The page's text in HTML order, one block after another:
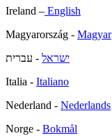
Ireland – English
Magyarország - Magyar
ישראל - עברית
Italia - Italiano
Nederland - Nederlands
Norge - Bokmål